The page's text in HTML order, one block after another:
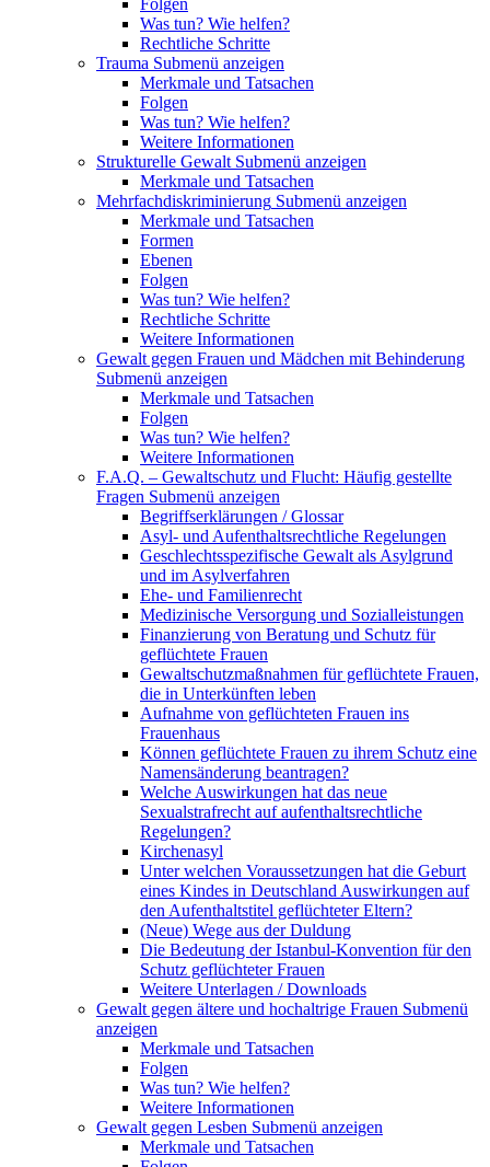
Folgen
Was tun? Wie helfen?
Rechtliche Schritte
Trauma Submenü anzeigen
Merkmale und Tatsachen
Folgen
Was tun? Wie helfen?
Weitere Informationen
Strukturelle Gewalt Submenü anzeigen
Merkmale und Tatsachen
Mehrfachdiskriminierung Submenü anzeigen
Merkmale und Tatsachen
Formen
Ebenen
Folgen
Was tun? Wie helfen?
Rechtliche Schritte
Weitere Informationen
Gewalt gegen Frauen und Mädchen mit Behinderung
Submenü anzeigen
Merkmale und Tatsachen
Folgen
Was tun? Wie helfen?
Weitere Informationen
F.A.Q. – Gewaltschutz und Flucht: Häufig gestellte
Fragen Submenü anzeigen
Begriffserklärungen / Glossar
Asyl- und Aufenthaltsrechtliche Regelungen
Geschlechtsspezifische Gewalt als Asylgrund
und im Asylverfahren
Ehe- und Familienrecht
Medizinische Versorgung und Sozialleistungen
Finanzierung von Beratung und Schutz für
geflüchtete Frauen
Gewaltschutzmaßnahmen für geflüchtete Frauen,
die in Unterkünften leben
Aufnahme von geflüchteten Frauen ins
Frauenhaus
Können geflüchtete Frauen zu ihrem Schutz eine
Namensänderung beantragen?
Welche Auswirkungen hat das neue
Sexualstrafrecht auf aufenthaltsrechtliche
Regelungen?
Kirchenasyl
Unter welchen Voraussetzungen hat die Geburt
eines Kindes in Deutschland Auswirkungen auf
den Aufenthaltstitel geflüchteter Eltern?
(Neue) Wege aus der Duldung
Die Bedeutung der Istanbul-Konvention für den
Schutz geflüchteter Frauen
Weitere Unterlagen / Downloads
Gewalt gegen ältere und hochaltrige Frauen Submenü
anzeigen
Merkmale und Tatsachen
Folgen
Was tun? Wie helfen?
Weitere Informationen
Gewalt gegen Lesben Submenü anzeigen
Merkmale und Tatsachen